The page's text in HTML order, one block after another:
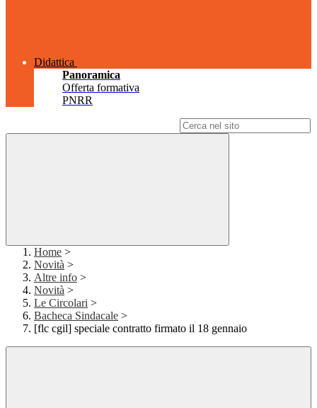
Didattica
Panoramica
Offerta formativa
PNRR
Home >
Novità >
Altre info >
Novità >
Le Circolari >
Bacheca Sindacale >
[flc cgil] speciale contratto firmato il 18 gennaio